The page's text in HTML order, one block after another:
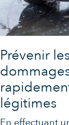
Prévenir
légitimes